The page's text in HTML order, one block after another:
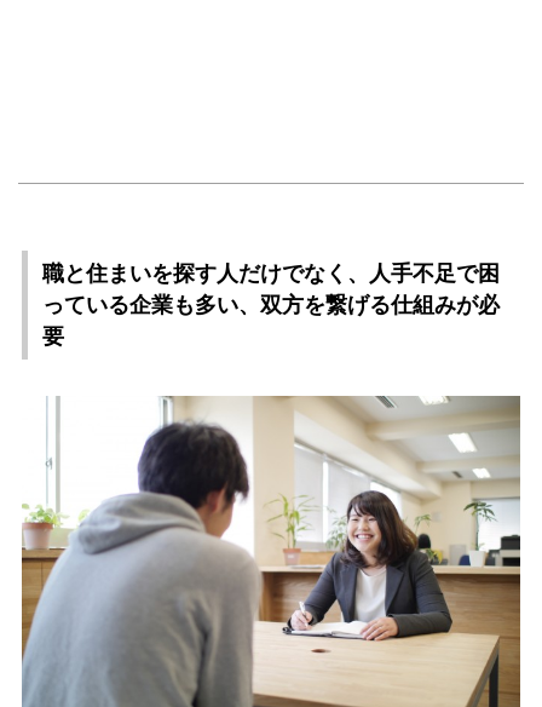
職と住まいを探す人だけでなく、人手不足で困
っている企業も多い、双方を繋げる仕組みが必
要